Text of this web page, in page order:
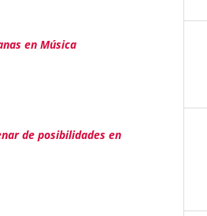
en Música
de posibilidades en